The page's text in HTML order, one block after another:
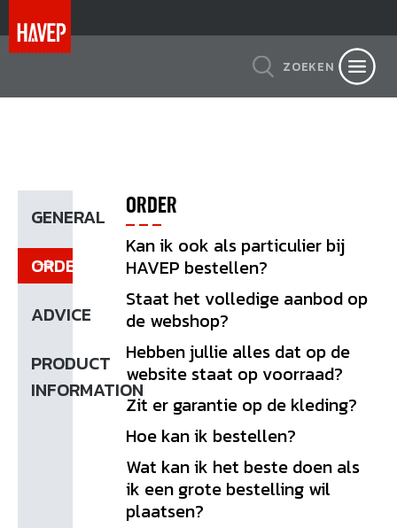
ZOEKEN
GENERAL
ORDER
ADVICE
PRODUCT
INFORMATION
ORDER
Kan ik ook als particulier bij
HAVEP bestellen?
Staat het volledige aanbod op
de webshop?
Hebben jullie alles dat op de
website staat op voorraad?
Zit er garantie op de kleding?
Hoe kan ik bestellen?
Wat kan ik het beste doen als
ik een grote bestelling wil
plaatsen?